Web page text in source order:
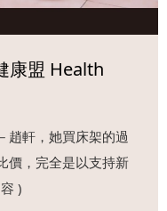
康盟 Health
趙軒，她買床架的過
價，完全是以支持新
)